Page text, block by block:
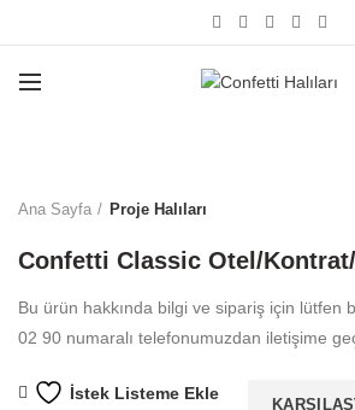
Ana Sayfa Proje Halıları
Confetti Classic Otel/Kontrat/
Bu ürün hakkında bilgi ve sipariş için lütfen
02 90 numaralı telefonumuzdan iletişime
İstek Listeme Ekle